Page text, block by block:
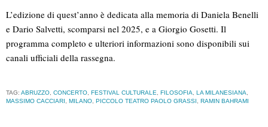
L’edizione di quest’anno è dedicata alla memoria di Daniela Benelli
e Dario Salvetti, scomparsi nel 2025, e a Giorgio Gosetti. Il
programma completo e ulteriori informazioni sono disponibili sui
canali ufficiali della rassegna.
TAG: ABRUZZO, CONCERTO, FESTIVAL CULTURALE, FILOSOFIA, LA MILANESIANA,
MASSIMO CACCIARI, MILANO, PICCOLO TEATRO PAOLO GRASSI, RAMIN BAHRAMI